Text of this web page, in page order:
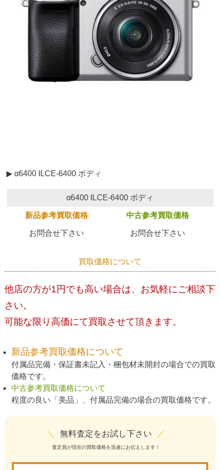
▶ α6400 ILCE-6400 ボディ
α6400 ILCE-6400 ボディ
新品参考買取価格 中古参考買取価格
お問合せ下さい お問合せ下さい
買取価格について
他店の方が1円でも高い場合は、お気軽にご相談下
さい。
可能な限り高価にて買取させて頂きます。
新品参考買取価格について
付属品完備・保証書未記入・梱包材未開封の場合での買取
価格です。
中古参考買取価格について
程度の良い「美品」、付属品完備の場合の買取価格です。
＼ 無料査定をお試し下さい ／
査定員が現在の買取価格を迅速にお伝えします！